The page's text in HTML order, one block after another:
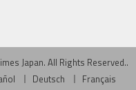
Japan. All Rights Reserved..
Deutsch Français